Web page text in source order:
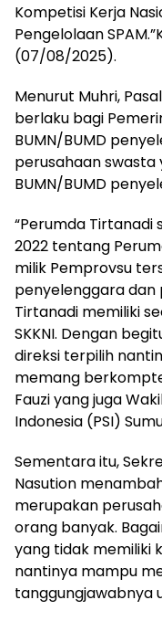
Kompetisi Kerja
Pengelolaan
(07/08/2025).
Menurut Muhri,
berlaku bagi
BUMN/BUMD
perusahaan
BUMN/BUMD
“Perumda Tirtanadi
2022 tentang
milik Pemprovsu
penyelenggara dan
Tirtanadi memiliki
SKKNI. Dengan
direksi terpilih
memang
Fauzi yang juga
Indonesia (PSI)
Sementara itu,
Nasution
merupakan
orang banyak.
yang tidak memiliki
nantinya mampu
tanggungjawabnya